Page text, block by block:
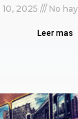
2025 No
Leer mas